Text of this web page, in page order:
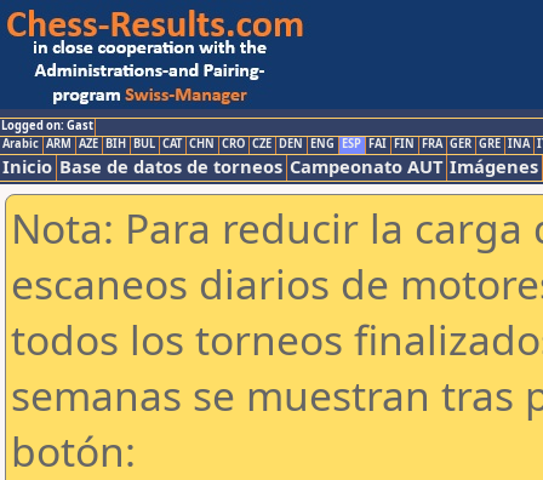
Logged on: Gast
Arabic ARM AZE BIH BUL CAT CHN CRO CZE DEN ENG ESP FAI FIN FRA GER GRE INA
Inicio Base de datos de torneos Campeonato AUT Imágenes
Nota: Para reducir la
escaneos diarios de
todos los torneos
semanas se muestran tras
botón: